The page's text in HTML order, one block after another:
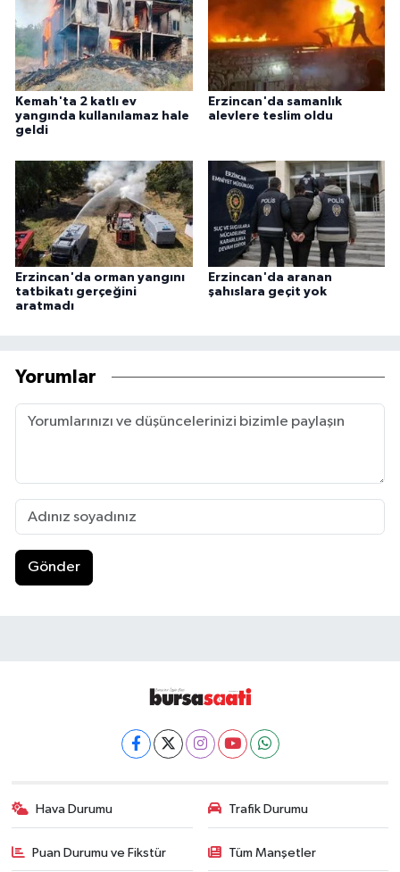
Kemah'ta 2 katlı ev
yangında kullanılamaz hale
geldi
Erzincan'da samanlık
alevlere teslim oldu
Erzincan'da orman yangını
tatbikatı gerçeğini
aratmadı
Erzincan'da aranan
şahıslara geçit yok
Yorumlar
Gönder
Hava Durumu Trafik Durumu
Puan Durumu ve Fikstür Tüm Manşetler